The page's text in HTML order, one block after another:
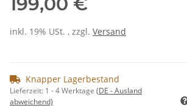
inkl. 19% USt. , zzgl. Versand
Knapper Lagerbestand
Lieferzeit: 1 - 4 Werktage (DE - Ausland
abweichend)